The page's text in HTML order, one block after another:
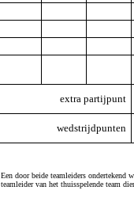
extra partijpunt
wedstrijdpunten
Een door beide teamleiders
teamleider van het thuisspelende team